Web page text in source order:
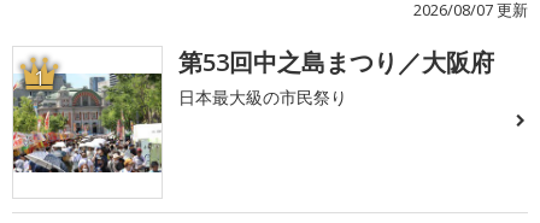
2026/08/07 更新
1 第53回中之島まつり／大阪府
日本最大級の市民祭り